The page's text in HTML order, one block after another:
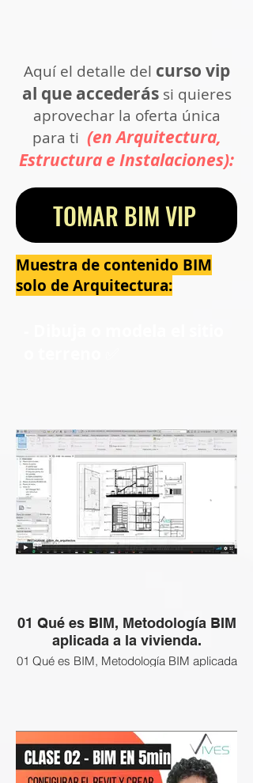
Aquí el detalle del curso vip
al que accederássi quieres
aprovechar la oferta única
para ti (en Arquitectura,
Estructura e Instalaciones):
TOMAR BIM VIP
Muestra de contenido BIM
solo de Arquitectura:
01 Qué es BIM, Metodología BIM
aplicada a la vivienda.
01 Qué es BIM, Metodología BIM aplicada
están activas abajo
ENLACE SI DESEEAS ADQUIRIR LAS
CLASES BLOQUEADAS: